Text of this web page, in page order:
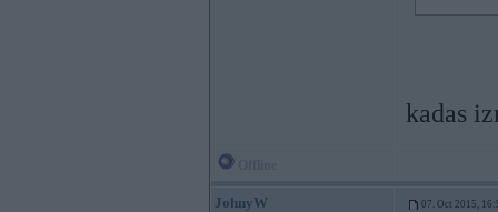
kadas
JohnyW 07. Oct 2015,